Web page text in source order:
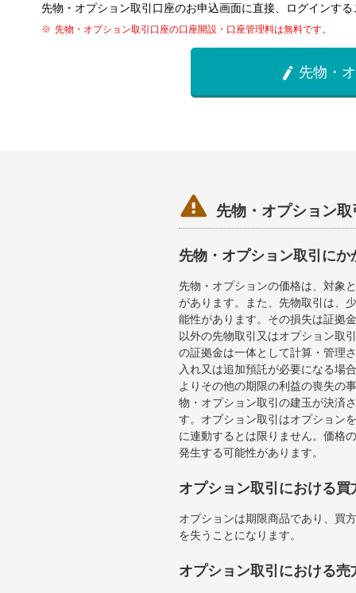
先物・オプション取引口座のお申込画面に直接、ログインす
先物・オプション取引口座の口座開設・口座管理料は無料です。
 先物・
 先物・オプション
先物・オプション取引にか
先物・オプションの価格は、対象
があります。また、先物取引は、
能性があります。その損失は証拠
以外の先物取引又はオプション取
の証拠金は一体として計算・管理
入れ又は追加預託が必要になる場
よりその他の期限の利益の喪失の
物・オプション取引の建玉が決済
す。オプション取引はオプション
に連動するとは限りません。価格
発生する可能性があります。
オプション取引における買
オプションは期限商品であり、買
を失うことになります。
オプション取引における売